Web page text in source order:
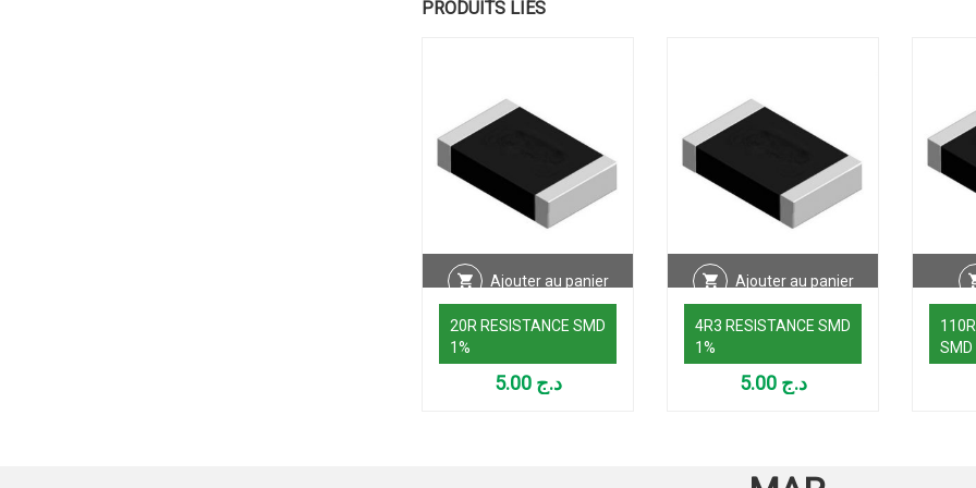
PRODUITS LIÉS
Ajouter au panier
20R RESISTANCE SMD
1%
د.ج 5.00
Ajouter au panier
4R3 RESISTANCE SMD
1%
د.ج 5.00
SMD